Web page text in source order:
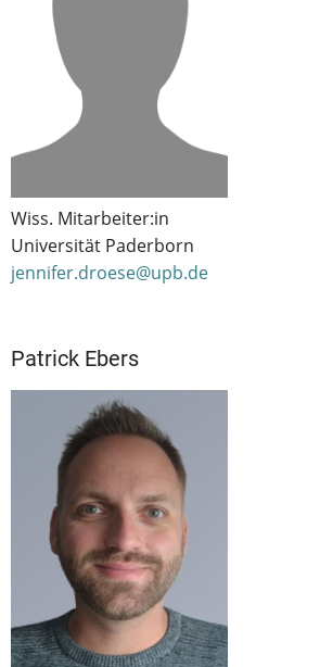
Wiss. Mitarbeiter:in
Universität Paderborn
jennifer.droese@upb.de
Patrick Ebers